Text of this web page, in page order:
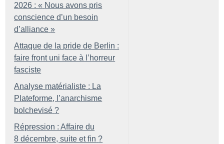
2026 : « Nous avons pris
conscience d’un besoin
d’alliance »
Attaque de la pride de Berlin :
faire front uni face à l’horreur
fasciste
Analyse matérialiste : La
Plateforme, l’anarchisme
bolchevisé ?
Répression : Affaire du
8 décembre, suite et fin ?